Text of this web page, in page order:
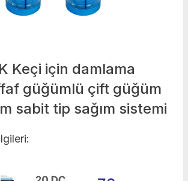
Keçi için damlama
güğümlü çift güğüm
sabit tip sağım sistemi